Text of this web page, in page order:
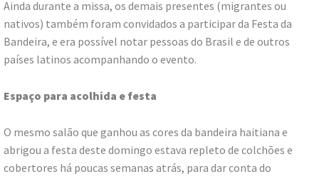
Ainda durante a missa, os demais presentes (migrantes ou
nativos) também foram convidados a participar da Festa da
Bandeira, e era possível notar pessoas do Brasil e de outros
países latinos acompanhando o evento.
Espaço para acolhida e festa
O mesmo salão que ganhou as cores da bandeira haitiana e
abrigou a festa deste domingo estava repleto de colchões e
cobertores há poucas semanas atrás, para dar conta do